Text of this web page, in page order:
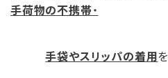
手荷物の不携帯・
手袋やスリッパの着用